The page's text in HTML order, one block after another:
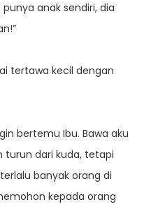
anak sendiri, dia
tertawa kecil dengan
bertemu Ibu. Bawa aku
turun dari kuda, tetapi
banyak orang di
kepada orang